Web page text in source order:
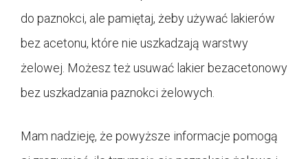
do paznokci, ale pamiętaj, żeby używać lakierów
bez acetonu, które nie uszkadzają warstwy
żelowej. Możesz też usuwać lakier bezacetonowy
bez uszkadzania paznokci żelowych.
Mam nadzieję, że powyższe informacje pomogą